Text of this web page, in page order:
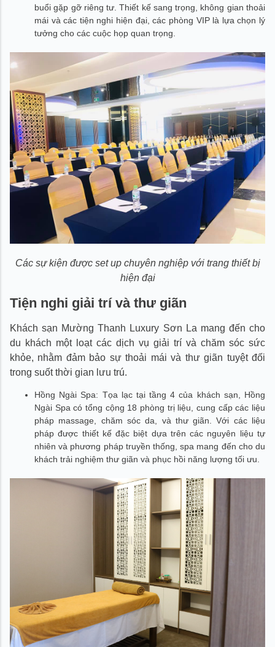
buổi gặp gỡ riêng tư. Thiết kế sang trọng, không gian thoải
mái và các tiện nghi hiện đại, các phòng VIP là lựa chọn lý
tưởng cho các cuộc họp quan trọng.
Các sự kiện được set up chuyên nghiệp với trang thiết bị
hiện đại
Tiện nghi giải trí và thư giãn
Khách sạn Mường Thanh Luxury Sơn La mang đến cho
du khách một loạt các dịch vụ giải trí và chăm sóc sức
khỏe, nhằm đảm bảo sự thoải mái và thư giãn tuyệt đối
trong suốt thời gian lưu trú.
Hồng Ngài Spa: Tọa lạc tại tầng 4 của khách sạn, Hồng
Ngài Spa có tổng cộng 18 phòng trị liệu, cung cấp các liệu
pháp massage, chăm sóc da, và thư giãn. Với các liệu
pháp được thiết kế đặc biệt dựa trên các nguyên liệu tự
nhiên và phương pháp truyền thống, spa mang đến cho du
khách trải nghiệm thư giãn và phục hồi năng lượng tối ưu.